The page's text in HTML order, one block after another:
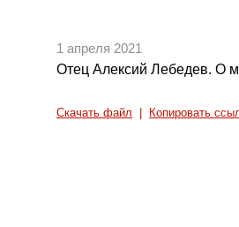
1 апреля 2021
Отец Алексий Лебедев. О
Скачать файл Копировать